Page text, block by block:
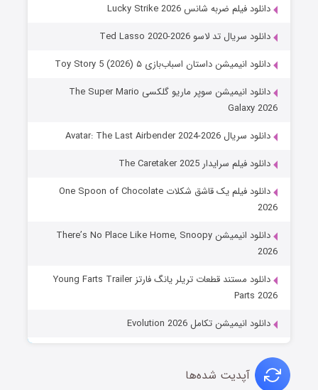
دانلود فیلم ضربه شانس Lucky Strike 2026
دانلود سریال تد لاسو Ted Lasso 2020-2026
دانلود انیمیشن داستان اسباب‌بازی ۵ Toy Story 5 (2026)
دانلود انیمیشن سوپر ماریو گلکسی The Super Mario
Galaxy 2026
دانلود سریال Avatar: The Last Airbender 2024-2026
دانلود فیلم سرایدار The Caretaker 2025
دانلود فیلم یک قاشق شکلات One Spoon of Chocolate
2026
دانلود انیمیشن There’s No Place Like Home, Snoopy
2026
دانلود مستند قطعات تریلر یانگ فارتز Young Farts Trailer
Parts 2026
دانلود انیمیشن تکامل Evolution 2026
آپدیت شده‌ها